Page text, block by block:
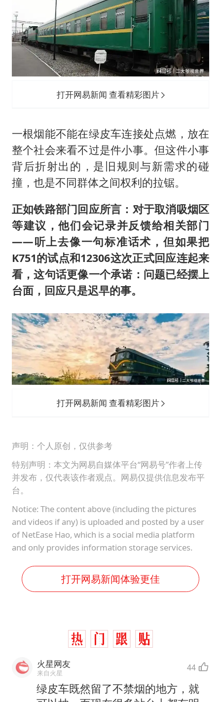
打开网易新闻 查看精彩图片
一根烟能不能在绿皮车连接处点燃，放在
整个社会来看不过是件小事。但这件小事
背后折射出的，是旧规则与新需求的碰
撞，也是不同群体之间权利的拉锯。
正如铁路部门回应所言：对于取消吸烟区
等建议，他们会记录并反馈给相关部门
——听上去像一句标准话术，但如果把
K751的试点和12306这次正式回应连起来
看，这句话更像一个承诺：问题已经摆上
台面，回应只是迟早的事。
打开网易新闻 查看精彩图片
声明：个人原创，仅供参考
特别声明：本文为网易自媒体平台“网易号”作者上传
并发布，仅代表该作者观点。网易仅提供信息发布平
台。
Notice: The content above (including the pictures
and videos if any) is uploaded and posted by a user
of NetEase Hao, which is a social media platform
and only provides information storage services.
打开网易新闻体验更佳
火星网友
来自火星 44
绿皮车既然留了不禁烟的地方，就